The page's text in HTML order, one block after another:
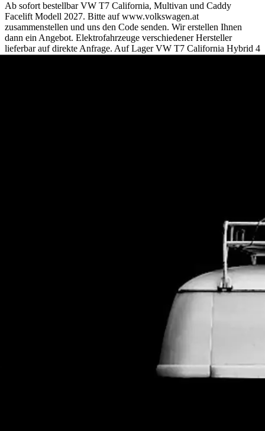
Ab sofort bestellbar VW T7 California, Multivan und Caddy
Facelift Modell 2027. Bitte auf www.volkswagen.at
zusammenstellen und uns den Code senden. Wir erstellen Ihnen
dann ein Angebot. Elektrofahrzeuge verschiedener Hersteller
lieferbar auf direkte Anfrage. Auf Lager VW T7 California Hybrid 4